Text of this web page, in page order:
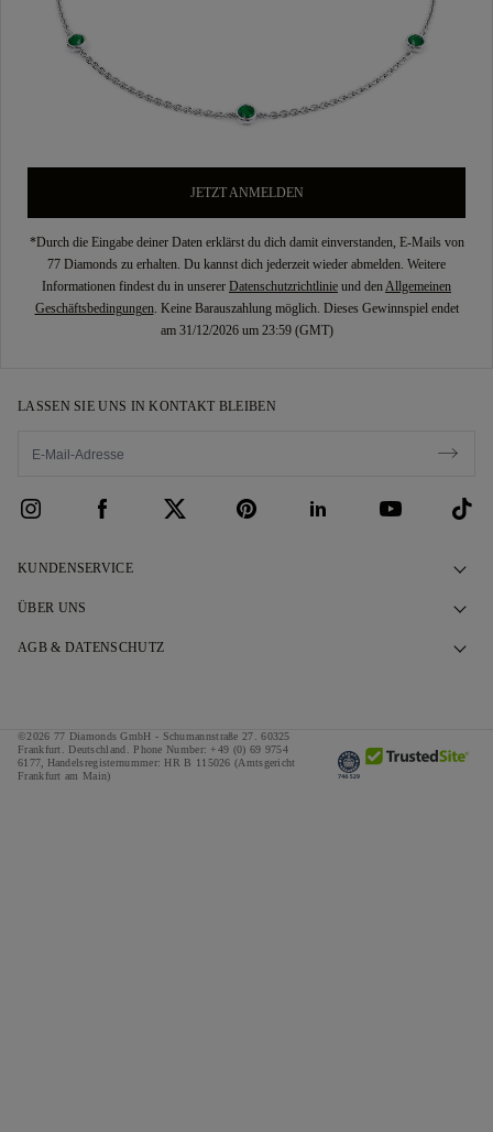
JETZT ANMELDEN
*Durch die Eingabe deiner Daten erklärst du dich damit einverstanden, E-Mails von
77 Diamonds zu erhalten. Du kannst dich jederzeit wieder abmelden. Weitere
Informationen findest du in unserer Datenschutzrichtlinie und denAllgemeinen
Geschäftsbedingungen. Keine Barauszahlung möglich. Dieses Gewinnspiel endet
am 31/12/2026 um 23:59 (GMT)
LASSEN SIE UNS IN KONTAKT BLEIBEN
KUNDENSERVICE
Kontaktieren Sie uns
Allgemeine Geschäftsbedingungen zur Finanzierung
Rechner für Steuern & Abgaben
ÜBER UNS
Unsere Geschichte
Verantwortungsvolle Beschaffung
Medien
AGB & DATENSCHUTZ
Allgemeine Geschäftsbedingungen
©2026 77 Diamonds GmbH - Schumannstraße 27. 60325
Frankfurt. Deutschland. Phone Number: +49 (0) 69 9754
6177,
Handelsregisternummer: HR B 115026 (Amtsgericht
Frankfurt am Main)